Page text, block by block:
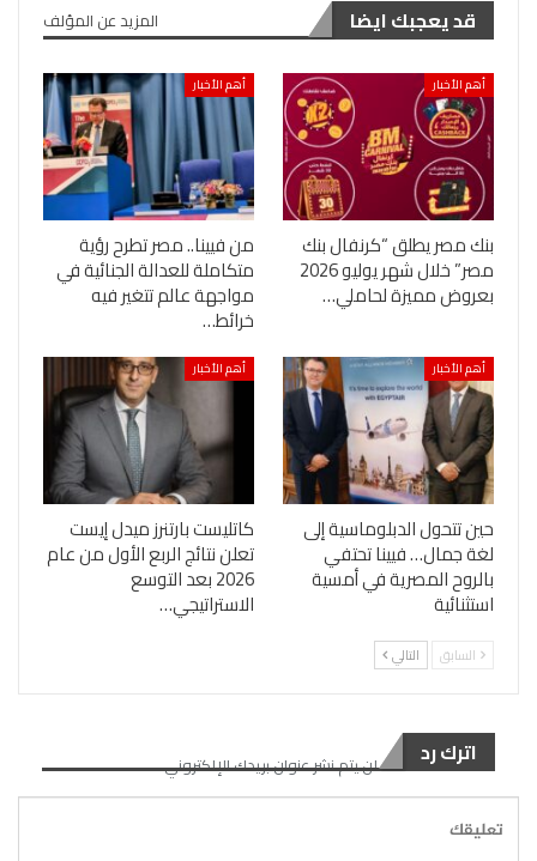
قد يعجبك ايضا المزيد عن المؤلف
أهم الأخبار
بنك مصر يطلق “كرنفال بنك
مصر” خلال شهر يوليو 2026
بعروض مميزة لحاملي…
أهم الأخبار
من فيينا.. مصر تطرح رؤية
متكاملة للعدالة الجنائية في
مواجهة عالم تتغير فيه
خرائط…
أهم الأخبار
حين تتحول الدبلوماسية إلى
لغة جمال… فيينا تحتفي
بالروح المصرية في أمسية
استثنائية
أهم الأخبار
كاتليست بارتنرز ميدل إيست
تعلن نتائج الربع الأول من عام
2026 بعد التوسع
الاستراتيجي…
السابق التالي
اترك رد لن يتم نشر عنوان بريدك الإلكتروني.